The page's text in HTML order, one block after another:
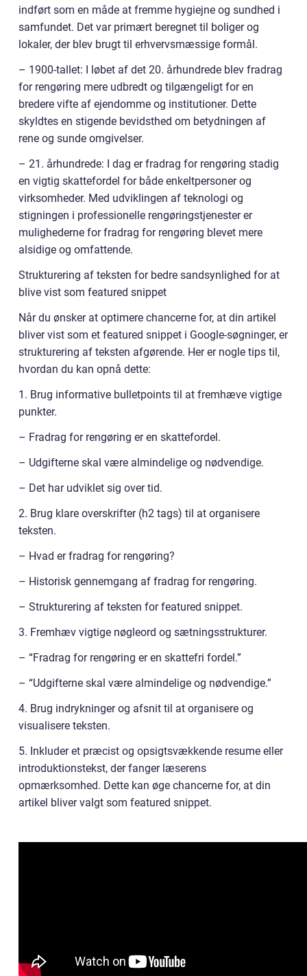
indført som en måde at fremme hygiejne og sundhed i
samfundet. Det var primært beregnet til boliger og
lokaler, der blev brugt til erhvervsmæssige formål.
– 1900-tallet: I løbet af det 20. århundrede blev fradrag
for rengøring mere udbredt og tilgængeligt for en
bredere vifte af ejendomme og institutioner. Dette
skyldtes en stigende bevidsthed om betydningen af
rene og sunde omgivelser.
– 21. århundrede: I dag er fradrag for rengøring stadig
en vigtig skattefordel for både enkeltpersoner og
virksomheder. Med udviklingen af teknologi og
stigningen i professionelle rengøringstjenester er
mulighederne for fradrag for rengøring blevet mere
alsidige og omfattende.
Strukturering af teksten for bedre sandsynlighed for at
blive vist som featured snippet
Når du ønsker at optimere chancerne for, at din artikel
bliver vist som et featured snippet i Google-søgninger, er
strukturering af teksten afgørende. Her er nogle tips til,
hvordan du kan opnå dette:
1. Brug informative bulletpoints til at fremhæve vigtige
punkter.
– Fradrag for rengøring er en skattefordel.
– Udgifterne skal være almindelige og nødvendige.
– Det har udviklet sig over tid.
2. Brug klare overskrifter (h2 tags) til at organisere
teksten.
– Hvad er fradrag for rengøring?
– Historisk gennemgang af fradrag for rengøring.
– Strukturering af teksten for featured snippet.
3. Fremhæv vigtige nøgleord og sætningsstrukturer.
– “Fradrag for rengøring er en skattefri fordel.”
– “Udgifterne skal være almindelige og nødvendige.”
4. Brug indrykninger og afsnit til at organisere og
visualisere teksten.
5. Inkluder et præcist og opsigtsvækkende resume eller
introduktionstekst, der fanger læserens
opmærksomhed. Dette kan øge chancerne for, at din
artikel bliver valgt som featured snippet.